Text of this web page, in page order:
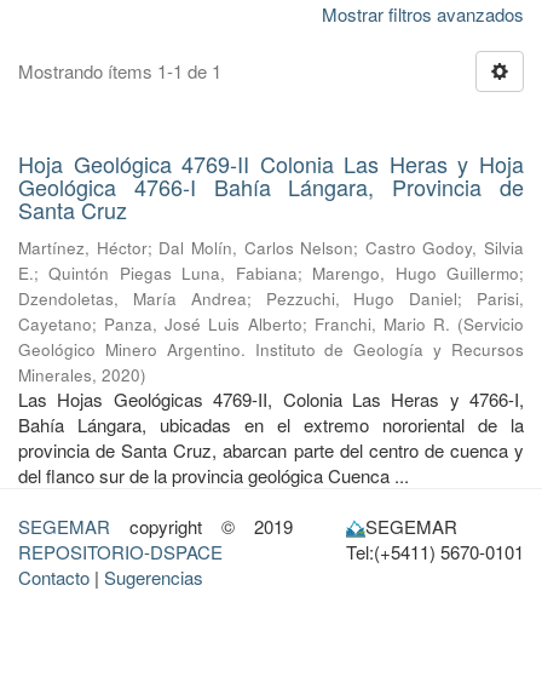
Mostrar filtros avanzados
Mostrando ítems 1-1 de 1
Hoja Geológica 4769-II Colonia Las Heras y Hoja
Geológica 4766-I Bahía Lángara, Provincia de
Santa Cruz
Martínez, Héctor; Dal Molín, Carlos Nelson; Castro Godoy, Silvia
E.;Quintón Piegas Luna, Fabiana; Marengo, Hugo Guillermo;
Dzendoletas, María Andrea; Pezzuchi, Hugo Daniel; Parisi,
Cayetano; Panza, José Luis Alberto; Franchi, Mario R. (Servicio
Geológico Minero Argentino. Instituto de Geología y Recursos
Minerales, 2020)
Las Hojas Geológicas 4769-II, Colonia Las Heras y 4766-I,
Bahía Lángara, ubicadas en el extremo nororiental de la
provincia de Santa Cruz, abarcan parte del centro de cuenca y
del flanco sur de la provincia geológica Cuenca ...
SEGEMAR copyright © 2019
REPOSITORIO-DSPACE
Contacto | Sugerencias
SEGEMAR
Tel:(+5411) 5670-0101